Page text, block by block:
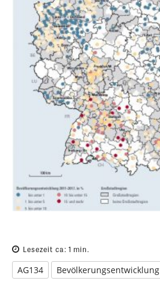
Lesezeit ca: 1 min.
AG134 Bevölkerungsentwicklung